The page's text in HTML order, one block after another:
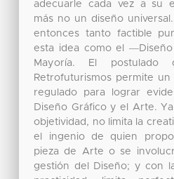
adecuarle cada vez a su
más no un diseño
entonces tanto factible
esta idea como el ―Diseño
Mayoría. El postulado
Retrofuturismos permite un
regulado para lograr
Diseño Gráfico y el Arte.
objetividad, no limita la
el ingenio de quien
pieza de Arte o se
gestión del Diseño; y con